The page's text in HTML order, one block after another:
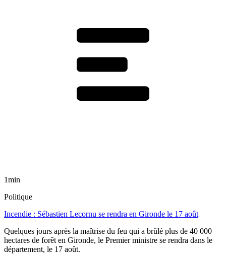
1min
Politique
Incendie : Sébastien Lecornu se rendra en Gironde le 17 août
Quelques jours après la maîtrise du feu qui a brûlé plus de 40 000
hectares de forêt en Gironde, le Premier ministre se rendra dans le
département, le 17 août.